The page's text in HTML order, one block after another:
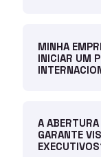
MINHA
INICIAR UM
A
GARANTE